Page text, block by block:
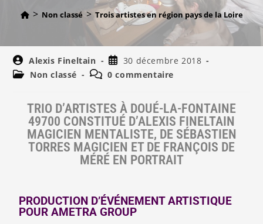
> Non classé > Trois artistes en région pays de la Loire
Alexis Fineltain
30 décembre 2018
Non classé
0 commentaire
TRIO D’ARTISTES À DOUÉ-LA-FONTAINE
49700 CONSTITUÉ D’ALEXIS FINELTAIN
MAGICIEN MENTALISTE, DE SÉBASTIEN
TORRES MAGICIEN ET DE FRANÇOIS DE
MÉRÉ EN PORTRAIT
PRODUCTION D’ÉVÉNEMENT ARTISTIQUE
POUR AMETRA GROUP